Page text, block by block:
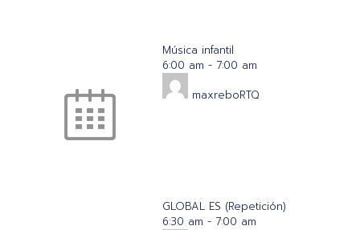
Música infantil
6:00 am - 7:00 am
maxreboRTQ
GLOBAL ES (Repetición)
6:30 am - 7:00 am